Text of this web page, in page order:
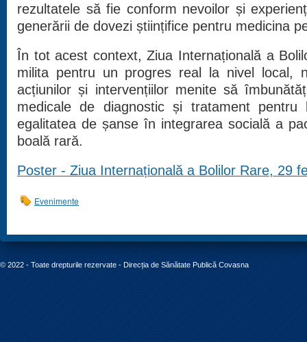
rezultatele să fie conform nevoilor și
generării de dovezi științifice pentru medicina
În tot acest context, Ziua Internațională a
milita pentru un progres real la nivel local,
acțiunilor și intervențiilor menite să
medicale de diagnostic și tratament
egalitatea de șanse în integrarea socială a
boală rară.
Poster - Ziua Internațională a Bolilor Rare, 29
Evenimente
© 2022 - Toate drepturile rezervate - Direcția de Sănătate Publică Covasna